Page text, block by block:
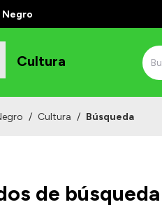
Negro
Cultura
/ Cultura / Búsqueda
de